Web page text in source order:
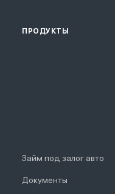
ПРОДУКТЫ
Займ под залог авто
Документы